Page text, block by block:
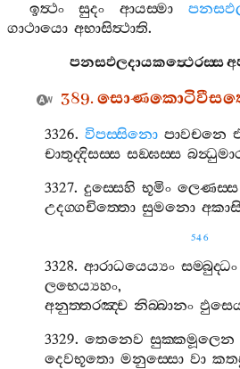
ඉත්‍ථං
සුදං ආයස‍්මා
ගාථායො අභාසිත්‍ථාති.
පනසඵලදායකත්‍ථෙරස‍්ස
389.
3326.විපස‍්සිනො පාවචනෙ
චාතුද‍්දිසස‍්ස සඞ‍්ඝස‍්ස
3327.දුස‍්සෙහි භූමිං ලෙණස‍්ස
උදග‍්ගචිත‍්තො සුමනො
546
3328.ආරාධයෙය්‍යං සම‍්බුද‍්ධං
ලභෙය්‍යහං,
අනුත‍්තරඤ‍්ච නිබ‍්බානං
3329.තෙනෙව සුක‍්කමූලෙන
දෙවභූතො මනුස‍්සො වා